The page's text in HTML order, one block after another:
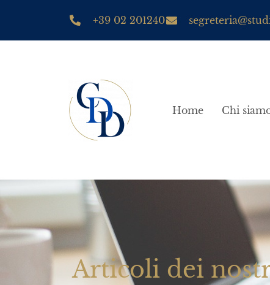
+39 02 201240
Home Chi
Articoli dei